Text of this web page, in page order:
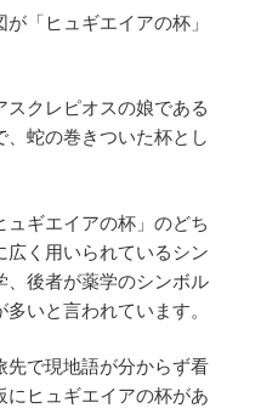
「ヒュギエイアの杯」
クレピオスの娘である
、蛇の巻きついた杯とし
ュギエイアの杯」のどち
広く用いられているシン
、後者が薬学のシンボル
いと言われています。
先で現地語が分からず看
ヒュギエイアの杯があ